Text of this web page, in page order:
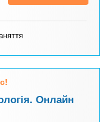
Онлайн